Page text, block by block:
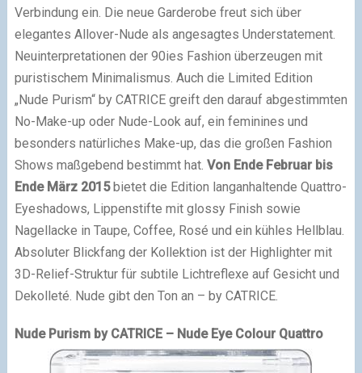
Verbindung ein. Die neue Garderobe freut sich über
elegantes Allover-Nude als angesagtes Understatement.
Neuinterpretationen der 90ies Fashion überzeugen mit
puristischem Minimalismus. Auch die Limited Edition
„Nude Purism“ by CATRICE greift den darauf abgestimmten
No-Make-up oder Nude-Look auf, ein feminines und
besonders natürliches Make-up, das die großen Fashion
Shows maßgebend bestimmt hat. Von Ende Februar bis
Ende März 2015bietet die Edition langanhaltende Quattro-
Eyeshadows, Lippenstifte mit glossy Finish sowie
Nagellacke in Taupe, Coffee, Rosé und ein kühles Hellblau.
Absoluter Blickfang der Kollektion ist der Highlighter mit
3D-Relief-Struktur für subtile Lichtreflexe auf Gesicht und
Dekolleté. Nude gibt den Ton an – by CATRICE.
Nude Purism by CATRICE – Nude Eye Colour Quattro